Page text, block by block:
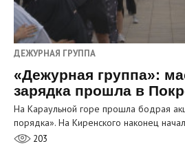
ДЕЖУРНАЯ ГРУППА
«Дежурная группа»:
зарядка прошла в
На Караульной горе прошла бодрая
порядка». На Киренского наконец
203